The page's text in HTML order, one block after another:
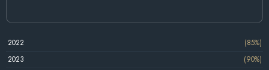
2022
(85%)
2023
(90%)